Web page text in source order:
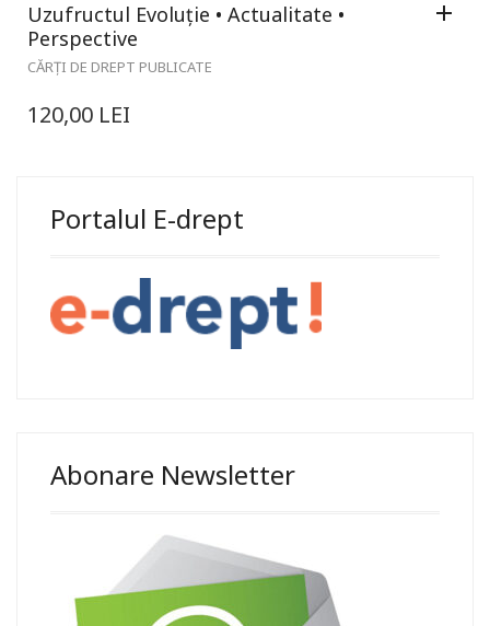
Uzufructul Evoluție • Actualitate •
Perspective
CĂRȚI DE DREPT PUBLICATE
120,00 LEI
Portalul E-drept
Abonare Newsletter